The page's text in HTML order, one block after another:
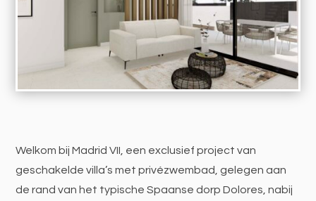
Welkom bij Madrid VII, een exclusief project van
geschakelde villa’s met privézwembad, gelegen aan
de rand van het typische Spaanse dorp Dolores, nabij